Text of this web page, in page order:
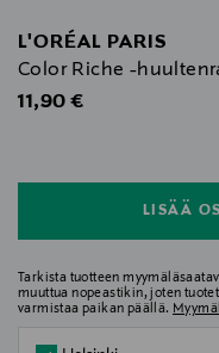
L'ORÉAL PARIS
Color Riche -
Original Price
11,90 €
LISÄÄ
Tarkista tuotteen
muuttua nopeastikin, joten
varmistaa paikan päällä.